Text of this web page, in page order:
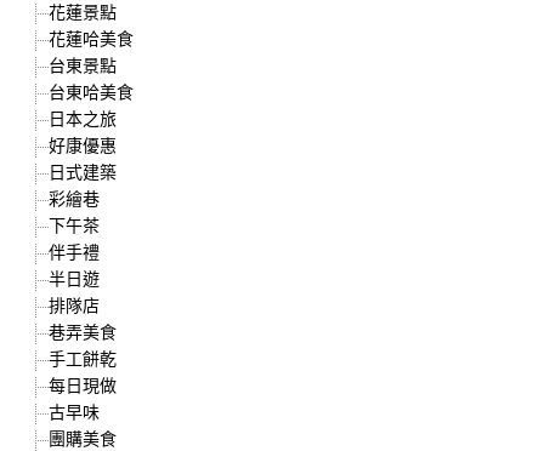
花蓮景點
花蓮哈美食
台東景點
台東哈美食
日本之旅
好康優惠
日式建築
彩繪巷
下午茶
伴手禮
半日遊
排隊店
巷弄美食
手工餅乾
每日現做
古早味
團購美食